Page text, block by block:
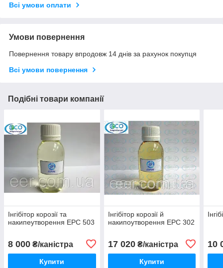
Всі умови оплати
Умови повернення
Повернення товару впродовж 14 днів за рахунок покупця
Всі умови повернення
Подібні товари компанії
Інгібітор корозії та
накипеутворення EPC 503
8 000 ₴/каністра
Купити
Інгібітор корозії й
накипоутворення EPC 302
17 020₴/каністра
Купити
10